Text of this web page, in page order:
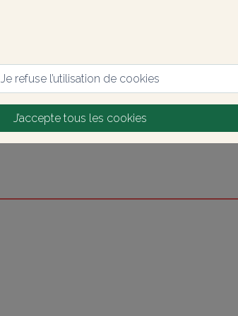
Je refuse l’utilisation de cookies
J’accepte tous les cookies